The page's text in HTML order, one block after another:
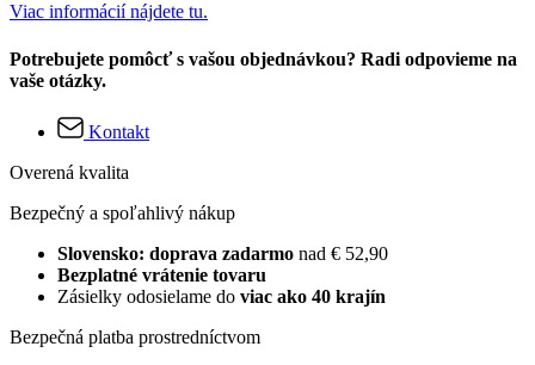
Viac informácií nájdete tu.
Potrebujete pomôcť s vašou objednávkou? Radi odpovieme na
vaše otázky.
Kontakt
Overená kvalita
Bezpečný a spoľahlivý nákup
Slovensko: doprava zadarmo nad € 52,90
Bezplatné vrátenie tovaru
Zásielky odosielame do viac ako 40 krajín
Bezpečná platba prostredníctvom